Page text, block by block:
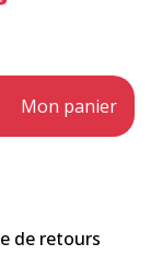
Mon panier
de retours